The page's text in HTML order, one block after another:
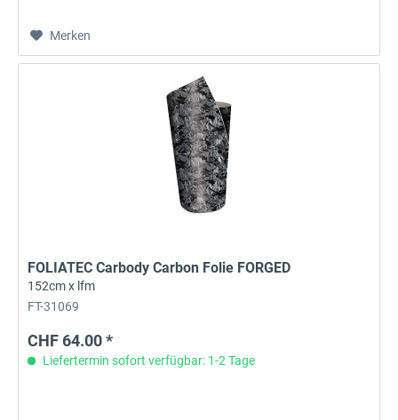
Merken
FOLIATEC Carbody Carbon Folie FORGED
152cm x lfm
FT-31069
CHF 64.00 *
Liefertermin sofort verfügbar: 1-2 Tage